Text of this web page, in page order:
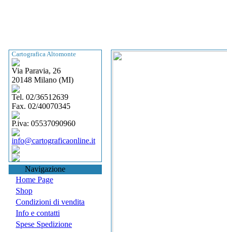
Cartografica Altomonte
Via Paravia, 26
20148 Milano (MI)
Tel. 02/36512639
Fax. 02/40070345
P.iva: 05537090960
info@cartograficaonline.it
Navigazione
Home Page
Shop
Condizioni di vendita
Info e contatti
Spese Spedizione